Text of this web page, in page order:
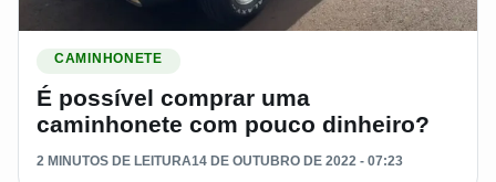
CAMINHONETE
É possível comprar uma
caminhonete com pouco dinheiro?
2 MINUTOS DE LEITURA14 DE OUTUBRO DE 2022 - 07:23